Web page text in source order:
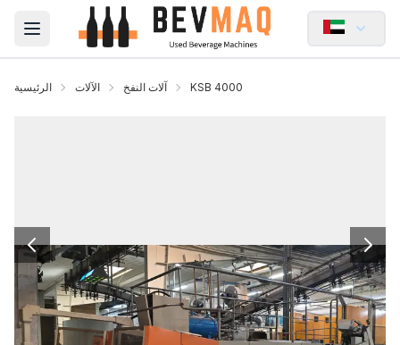
Open main menu
الرئيسية الآلات آلات النفخ KSB 4000